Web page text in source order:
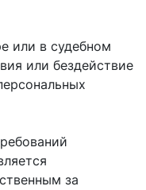
или в судебном
или бездействие
за